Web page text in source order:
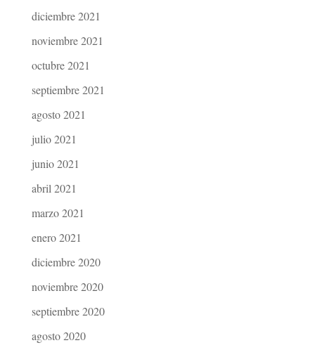
diciembre 2021
noviembre 2021
octubre 2021
septiembre 2021
agosto 2021
julio 2021
junio 2021
abril 2021
marzo 2021
enero 2021
diciembre 2020
noviembre 2020
septiembre 2020
agosto 2020